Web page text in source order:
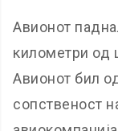
Авионот
километри од
Авионот бил
сопственост